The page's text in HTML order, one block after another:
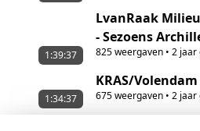
LvanRaak
- Sezoens
825weergaven• 2 jaar
1:39:37
KRAS/Volendam
675weergaven• 2 jaar
1:34:37